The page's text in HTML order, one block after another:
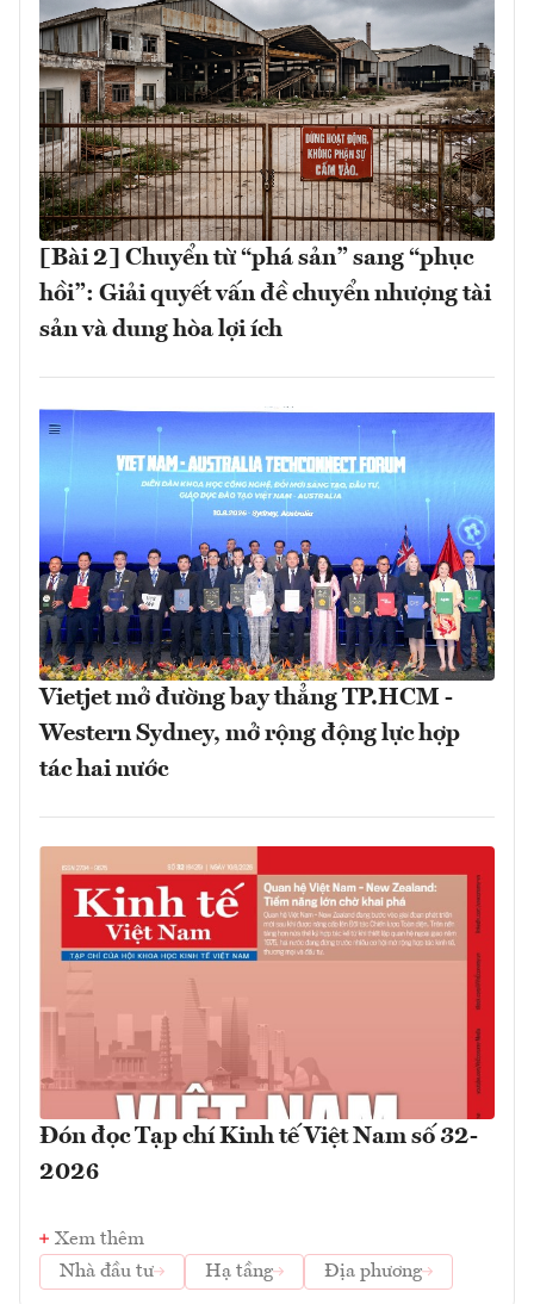
[Bài 2] Chuyển từ “phá sản” sang “phục
hồi”: Giải quyết vấn đề chuyển nhượng tài
sản và dung hòa lợi ích
Vietjet mở đường bay thẳng TP.HCM -
Western Sydney, mở rộng động lực hợp
tác hai nước
Đón đọc Tạp chí Kinh tế Việt Nam số 32-
2026
Xem thêm
Nhà đầu tư
Hạ tầng Địa phương